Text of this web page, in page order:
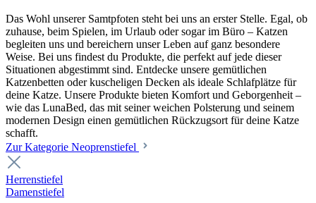
Das Wohl unserer Samtpfoten steht bei uns an erster Stelle. Egal, ob
zuhause, beim Spielen, im Urlaub oder sogar im Büro – Katzen
begleiten uns und bereichern unser Leben auf ganz besondere
Weise. Bei uns findest du Produkte, die perfekt auf jede dieser
Situationen abgestimmt sind. Entdecke unsere gemütlichen
Katzenbetten oder kuscheligen Decken als ideale Schlafplätze für
deine Katze. Unsere Produkte bieten Komfort und Geborgenheit –
wie das LunaBed, das mit seiner weichen Polsterung und seinem
modernen Design einen gemütlichen Rückzugsort für deine Katze
schafft.
Zur Kategorie Neoprenstiefel
Herrenstiefel
Damenstiefel